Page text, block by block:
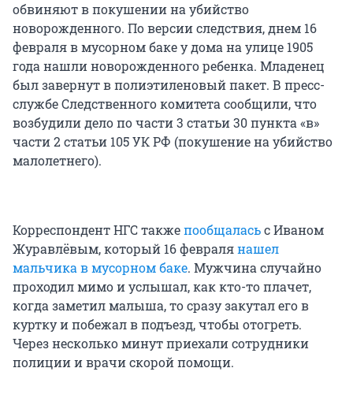
обвиняют в покушении на убийство
новорожденного. По версии следствия, днем 16
февраля в мусорном баке у дома на улице 1905
года нашли новорожденного ребенка. Младенец
был завернут в полиэтиленовый пакет. В пресс-
службе Следственного комитета сообщили, что
возбудили дело по части 3 статьи 30 пункта «в»
части 2 статьи 105 УК РФ (покушение на убийство
малолетнего).
Корреспондент НГС такжепообщаласьс Иваном
Журавлёвым, который 16 февралянашел
мальчика в мусорном баке. Мужчина случайно
проходил мимо и услышал, как кто-то плачет,
когда заметил малыша, то сразу закутал его в
куртку и побежал в подъезд, чтобы отогреть.
Через несколько минут приехали сотрудники
полиции и врачи скорой помощи.